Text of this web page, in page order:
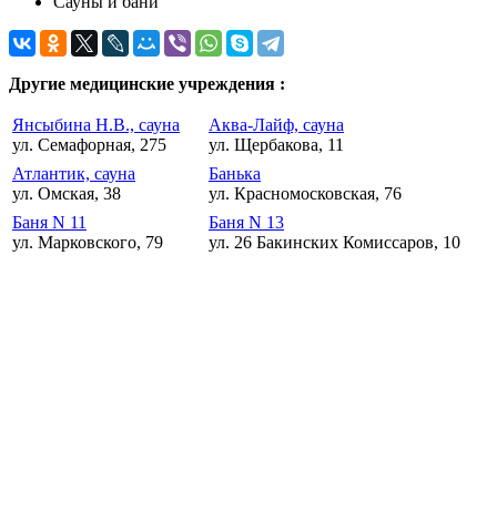
Другие медицинские учреждения :
Янсыбина Н.В., сауна
ул. Семафорная, 275
Аква-Лайф, сауна
ул. Щербакова, 11
Атлантик, сауна
ул. Омская, 38
Банька
ул. Красномосковская, 76
Баня N 11
ул. Марковского, 79
Баня N 13
ул. 26 Бакинских Комиссаров, 10